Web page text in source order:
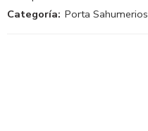
Categoría: Porta Sahumerios